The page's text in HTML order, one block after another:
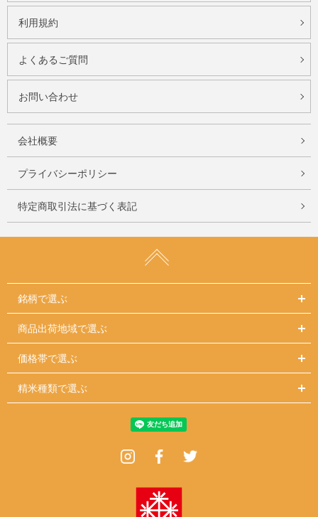
利用規約
よくあるご質問
お問い合わせ
会社概要
プライバシーポリシー
特定商取引法に基づく表記
銘柄で選ぶ
商品出荷地域で選ぶ
価格帯で選ぶ
精米種類で選ぶ
InstagramFacebook